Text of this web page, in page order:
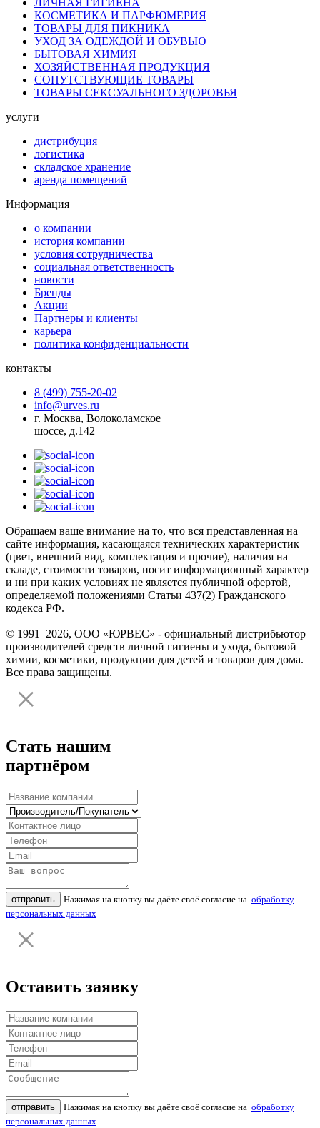
КОСМЕТИКА И ПАРФЮМЕРИЯ
ТОВАРЫ ДЛЯ ПИКНИКА
УХОД ЗА ОДЕЖДОЙ И ОБУВЬЮ
БЫТОВАЯ ХИМИЯ
ХОЗЯЙСТВЕННАЯ ПРОДУКЦИЯ
СОПУТСТВУЮЩИЕ ТОВАРЫ
ТОВАРЫ СЕКСУАЛЬНОГО ЗДОРОВЬЯ
услуги
дистрибуция
логистика
складское хранение
аренда помещений
Информация
о компании
история компании
условия сотрудничества
социальная ответственность
новости
Бренды
Акции
Партнеры и клиенты
карьера
политика конфиденциальности
контакты
8 (499) 755-20-02
info@urves.ru
г. Москва, Волоколамское
шоссе, д.142
Обращаем ваше внимание на то, что вся представленная на
сайте информация, касающаяся технических характеристик
(цвет, внешний вид, комплектация и прочие), наличия на
складе, стоимости товаров, носит информационный характер
и ни при каких условиях не является публичной офертой,
определяемой положениями Статьи 437(2) Гражданского
кодекса РФ.
© 1991–2026, ООО «ЮРВЕС» - официальный дистрибьютор
производителей средств личной гигиены и ухода, бытовой
химии, косметики, продукции для детей и товаров для дома.
Все права защищены.
Стать нашим
партнёром
отправить Нажимая на кнопку вы даёте своё согласие на обработку
персональных данных
Оставить заявку
отправить Нажимая на кнопку вы даёте своё согласие на обработку
персональных данных